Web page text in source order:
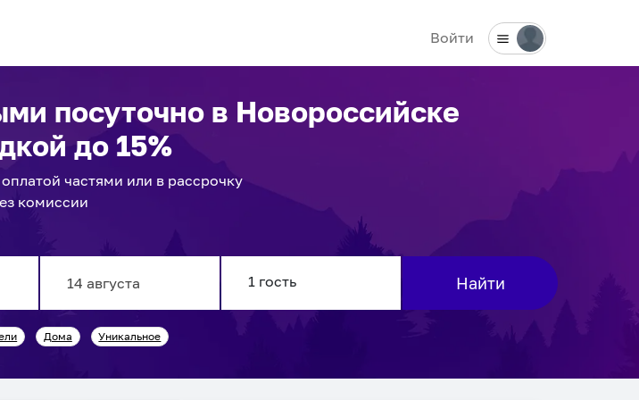
Войти
посуточно в Новороссийске
до 15%
частями или в рассрочку
комиссии
backward
interact
Найти
Дома Уникальное